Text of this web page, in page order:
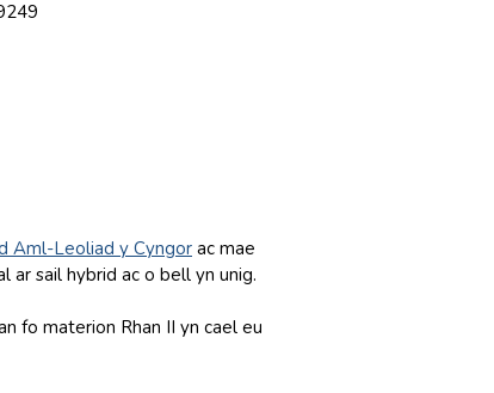
Aml-Leoliad y Cyngorac mae
ar sail hybrid ac o bell yn unig.
fo materion Rhan II yn cael eu